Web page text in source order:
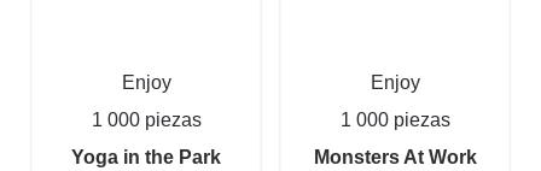
Enjoy
1 000 piezas
Yoga in the Park
Enjoy
1 000 piezas
Monsters At Work